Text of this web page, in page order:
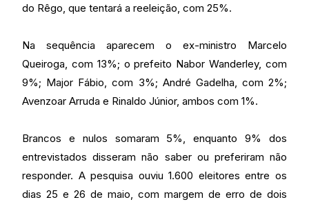
do Rêgo, que tentará a reeleição, com 25%.
Na sequência aparecem o ex-ministro Marcelo
Queiroga, com 13%; o prefeito Nabor Wanderley, com
9%; Major Fábio, com 3%; André Gadelha, com 2%;
Avenzoar Arruda e Rinaldo Júnior, ambos com 1%.
Brancos e nulos somaram 5%, enquanto 9% dos
entrevistados disseram não saber ou preferiram não
responder. A pesquisa ouviu 1.600 eleitores entre os
dias 25 e 26 de maio, com margem de erro de dois